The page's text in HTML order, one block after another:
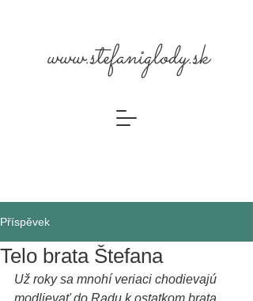
www.stefaniglody.sk
Příspěvek
Telo brata Štefana
Už roky sa mnohí veriaci chodievajú
modlievať do Radu k ostatkom brata